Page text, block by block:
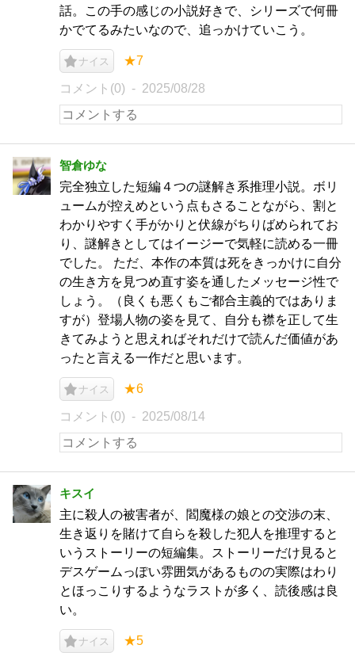
話。この手の感じの小説好きで、シリーズで何冊
かでてるみたいなので、追っかけていこう。
ナイス ★7
コメント(0) 2025/08/28
智倉ゆな
完全独立した短編４つの謎解き系推理小説。ボリ
ュームが控えめという点もさることながら、割と
わかりやすく手がかりと伏線がちりばめられてお
り、謎解きとしてはイージーで気軽に読める一冊
でした。 ただ、本作の本質は死をきっかけに自分
の生き方を見つめ直す姿を通したメッセージ性で
しょう。（良くも悪くもご都合主義的ではありま
すが）登場人物の姿を見て、自分も襟を正して生
きてみようと思えればそれだけで読んだ価値があ
ったと言える一作だと思います。
ナイス ★6
コメント(0) 2025/08/14
キスイ
主に殺人の被害者が、閻魔様の娘との交渉の末、
生き返りを賭けて自らを殺した犯人を推理すると
いうストーリーの短編集。ストーリーだけ見ると
デスゲームっぽい雰囲気があるものの実際はわり
とほっこりするようなラストが多く、読後感は良
い。
ナイス ★5